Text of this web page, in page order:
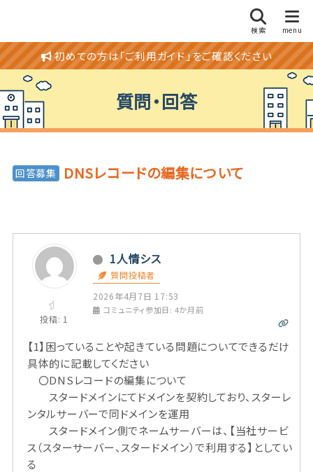
初めての方は「ご利用ガイド」をご確認ください
質問・回答
回答募集 DNSレコードの編集について
投稿: 1
1人情シス
質問投稿者
2026年4月7日 17:53
コミュニティ参加日: 4か月前
【1】困っていることや起きている問題についてできるだけ
具体的に記載してください
〇DNSレコードの編集について
スタードメインにてドメインを契約しており、スターレ
ンタルサーバーで同ドメインを運用
スタードメイン側でネームサーバーは、【当社サービ
ス（スターサーバー、スタードメイン）で利用する】としてい
る